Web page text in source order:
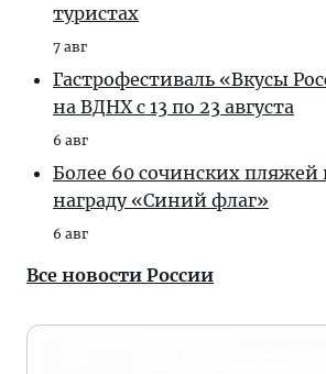
туристах
7 авг
Гастрофестиваль «Вкусы
на ВДНХ с 13 по 23 августа
6 авг
Более 60 сочинских пляжей
награду «Синий флаг»
6 авг
Все новости России